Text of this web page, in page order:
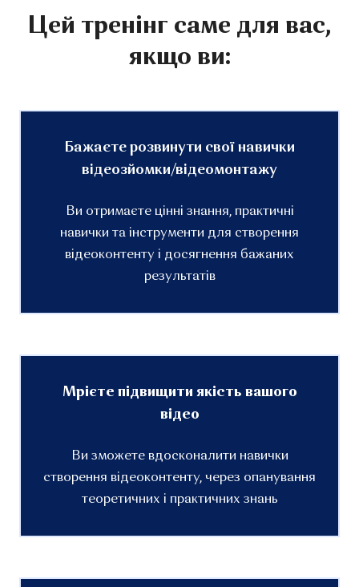
Цей тренінг саме для вас,
якщо ви:
Бажаєте розвинути свої навички
відеозйомки/відеомонтажу
Ви отримаєте цінні знання, практичні
навички та інструменти для створення
відеоконтенту і досягнення бажаних
результатів
Мрієте підвищити якість вашого
відео
Ви зможете вдосконалити навички
створення відеоконтенту, через опанування
теоретичних і практичних знань